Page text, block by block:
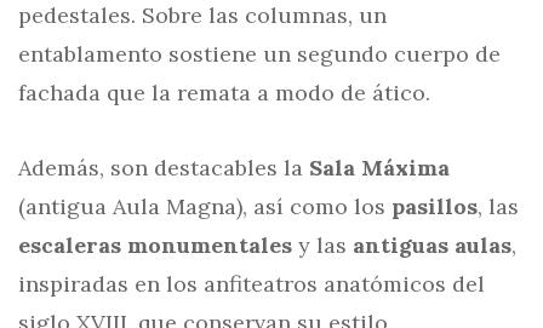
pedestales. Sobre las columnas, un
entablamento sostiene un segundo cuerpo de
fachada que la remata a modo de ático.
Además, son destacables la Sala Máxima
(antigua Aula Magna), así como los pasillos, las
escaleras monumentales y las antiguas aulas,
inspiradas en los anfiteatros anatómicos del